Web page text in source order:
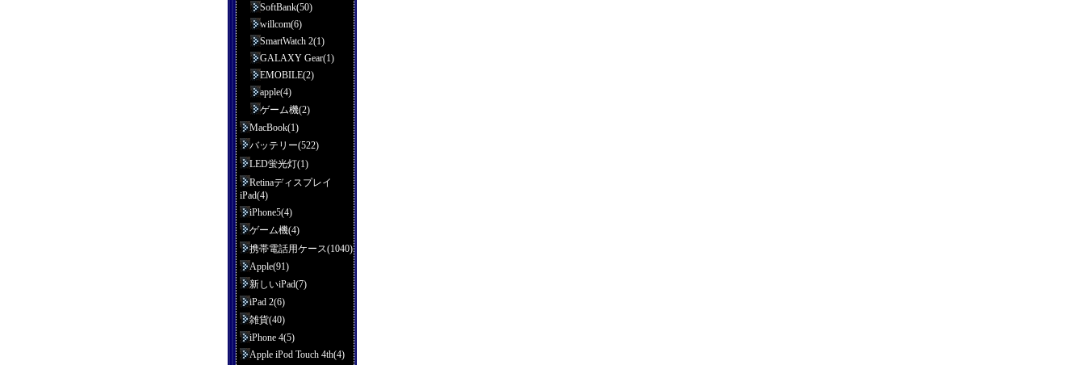
SoftBank(50)
willcom(6)
SmartWatch 2(1)
GALAXY Gear(1)
EMOBILE(2)
apple(4)
ゲーム機(2)
MacBook(1)
バッテリー(522)
LED蛍光灯(1)
Retinaディスプレイ
iPad(4)
iPhone5(4)
ゲーム機(4)
携帯電話用ケース(1040)
Apple(91)
新しいiPad(7)
iPad 2(6)
雑貨(40)
iPhone 4(5)
Apple iPod Touch 4th(4)